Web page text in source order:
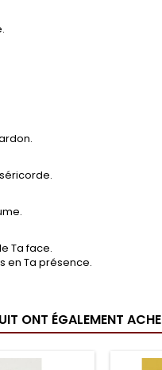
Ta face.
en Ta présence.
ONT ÉGALEMENT